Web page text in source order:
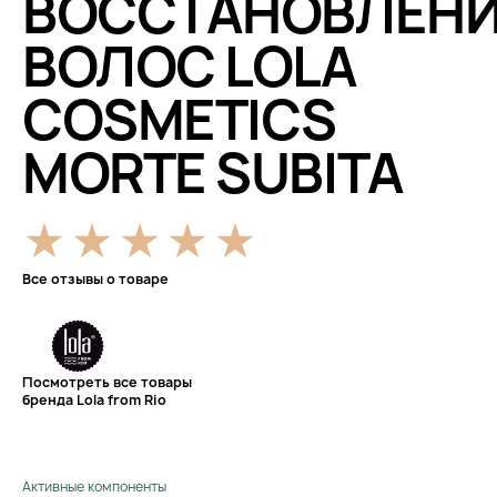
ВОЛОС LOLA
COSMETICS
MORTE SUBITA
Все отзывы о товаре
Посмотреть все товары
бренда Lola from Rio
Активные компоненты